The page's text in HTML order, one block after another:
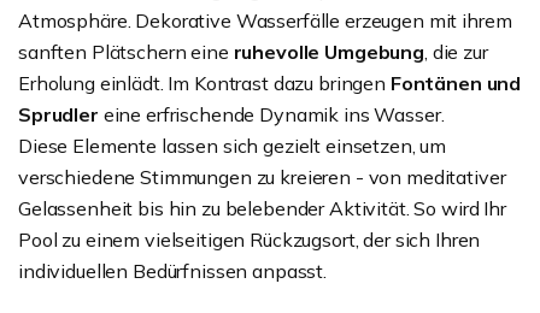
Atmosphäre. Dekorative Wasserfälle erzeugen mit ihrem
sanften Plätschern eine ruhevolle Umgebung, die zur
Erholung einlädt. Im Kontrast dazu bringen Fontänen und
Sprudler eine erfrischende Dynamik ins Wasser.
Diese Elemente lassen sich gezielt einsetzen, um
verschiedene Stimmungen zu kreieren - von meditativer
Gelassenheit bis hin zu belebender Aktivität. So wird Ihr
Pool zu einem vielseitigen Rückzugsort, der sich Ihren
individuellen Bedürfnissen anpasst.